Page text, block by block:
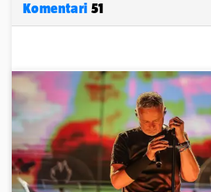
Komentari 51